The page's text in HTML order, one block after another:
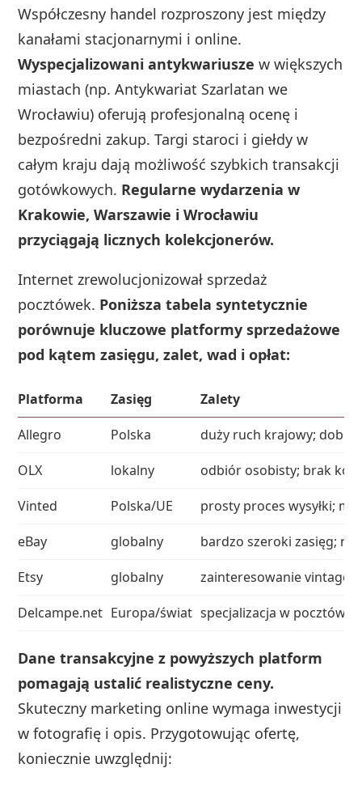
Współczesny handel rozproszony jest między
kanałami stacjonarnymi i online.
Wyspecjalizowani antykwariusze w większych
miastach (np. Antykwariat Szarlatan we
Wrocławiu) oferują profesjonalną ocenę i
bezpośredni zakup. Targi staroci i giełdy w
całym kraju dają możliwość szybkich transakcji
gotówkowych. Regularne wydarzenia w
Krakowie, Warszawie i Wrocławiu
przyciągają licznych kolekcjonerów.
Internet zrewolucjonizował sprzedaż
pocztówek. Poniższa tabela syntetycznie
porównuje kluczowe platformy sprzedażowe
pod kątem zasięgu, zalet, wad i opłat:
Platforma Zasięg
Zalety
Allegro
Polska
duży ruch krajowy;
OLX
lokalny
odbiór osobisty; brak
Vinted
Polska/UE
prosty proces wysyłki;
eBay
globalny
bardzo szeroki zasięg;
Etsy
globalny
zainteresowanie vintage;
Delcampe.net Europa/świat specjalizacja w
Dane transakcyjne z powyższych platform
pomagają ustalić realistyczne ceny.
Skuteczny marketing online wymaga inwestycji
w fotografię i opis. Przygotowując ofertę,
koniecznie uwzględnij: